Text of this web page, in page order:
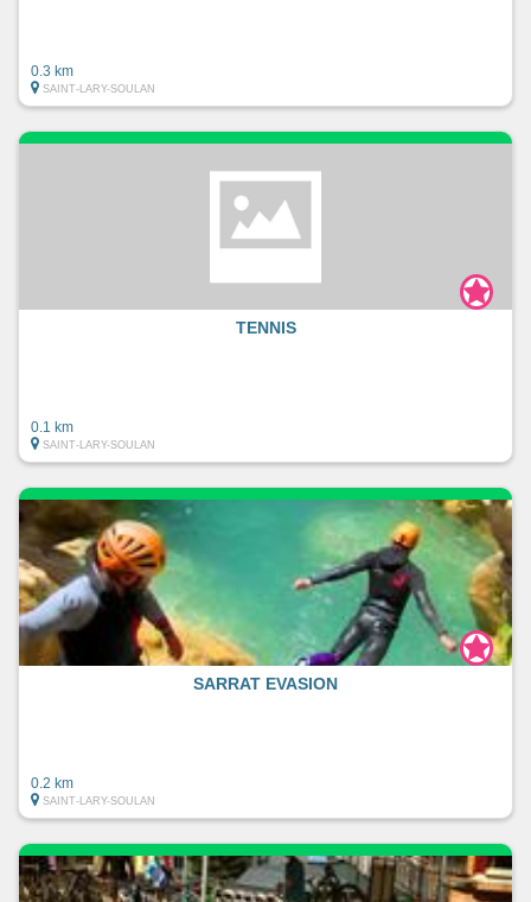
0.3 km
SAINT-LARY-SOULAN
TENNIS
0.1 km
SAINT-LARY-SOULAN
SARRAT EVASION
0.2 km
SAINT-LARY-SOULAN